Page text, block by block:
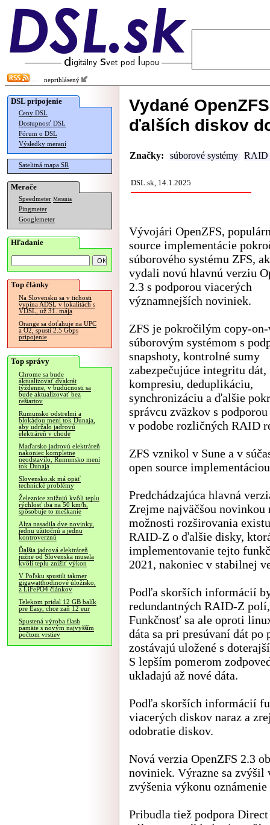
neprihlásený
DSL pripojenie
Ceny DSL
Dostupnosť DSL
Fórum o DSL
Výsledky meraní
Satelitná mapa SR
Merače
Speedmeter Merania
Pingmeter
Googlemeter
Hľadanie
Top články
Na Slovensku sa v tichosti
vypína ADSL v lokalitách s
VDSL, už 31. mája
Orange sa doťahuje na UPC
a O2, spustí 2.5 Gbps
pripojenie
Top správy
Chrome sa bude
aktualizovať dvakrát
týždenne, v budúcnosti sa
bude aktualizovať bez
reštartov
Rumunsko odstrelmi a
blokádou mení tok Dunaja,
aby udržalo jadrovú
elektráreň v chode
Maďarsko jadrovú elektráreň
nakoniec kompletne
neodstavilo, Rumunsko mení
tok Dunaja
Slovensko.sk má opäť
technické problémy
Železnice znižujú kvôli teplu
rýchlosť iba na 50 km/h,
spôsobuje to meškanie
Alza nasadila dve novinky,
jednu užitočnú a jednu
kontroverznú
Ďalšia jadrová elektráreň
južne od Slovenska musela
kvôli teplu znížiť výkon
V Poľsku spustili takmer
gigawatthodinové úložisko,
z LiFePO4 článkov
Telekom pridal 12 GB balík
pre Easy, chce zaň 12 eur
Spustená výroba flash
pamäte s novým najvyšším
počtom vrstiev
Vydané
ďalších diskov
Značky: súborové systémy RAID
DSL.sk, 14.1.2025
Vývojári OpenZFS,
source implementácie
súborového systému ZFS,
vydali novú hlavnú verziu
2.3 s podporou viacerých
významnejších noviniek.
ZFS je pokročilým copy-
súborovým systémom s
snapshoty, kontrolné sumy
zabezpečujúce integritu dát,
kompresiu, deduplikáciu,
synchronizáciu a ďalšie
správcu zväzkov s
v podobe rozličných RAID
ZFS vznikol v Sune a v
open source
Predchádzajúca hlavná
Zrejme najväčšou
možnosti rozširovania
RAID-Z o ďalšie disky,
implementovanie tejto
2021, nakoniec v stabilnej
Podľa skorších informácií
redundantných RAID-Z
Funkčnosť sa ale oproti
dáta sa pri presúvaní dát
zostávajú uložené s
S lepším pomerom
ukladajú až nové dáta.
Podľa skorších informácií
viacerých diskov naraz a
odobratie diskov.
Nová verzia OpenZFS 2.3
noviniek. Výrazne sa zvýšil
zvýšenia výkonu
Pribudla tiež podpora